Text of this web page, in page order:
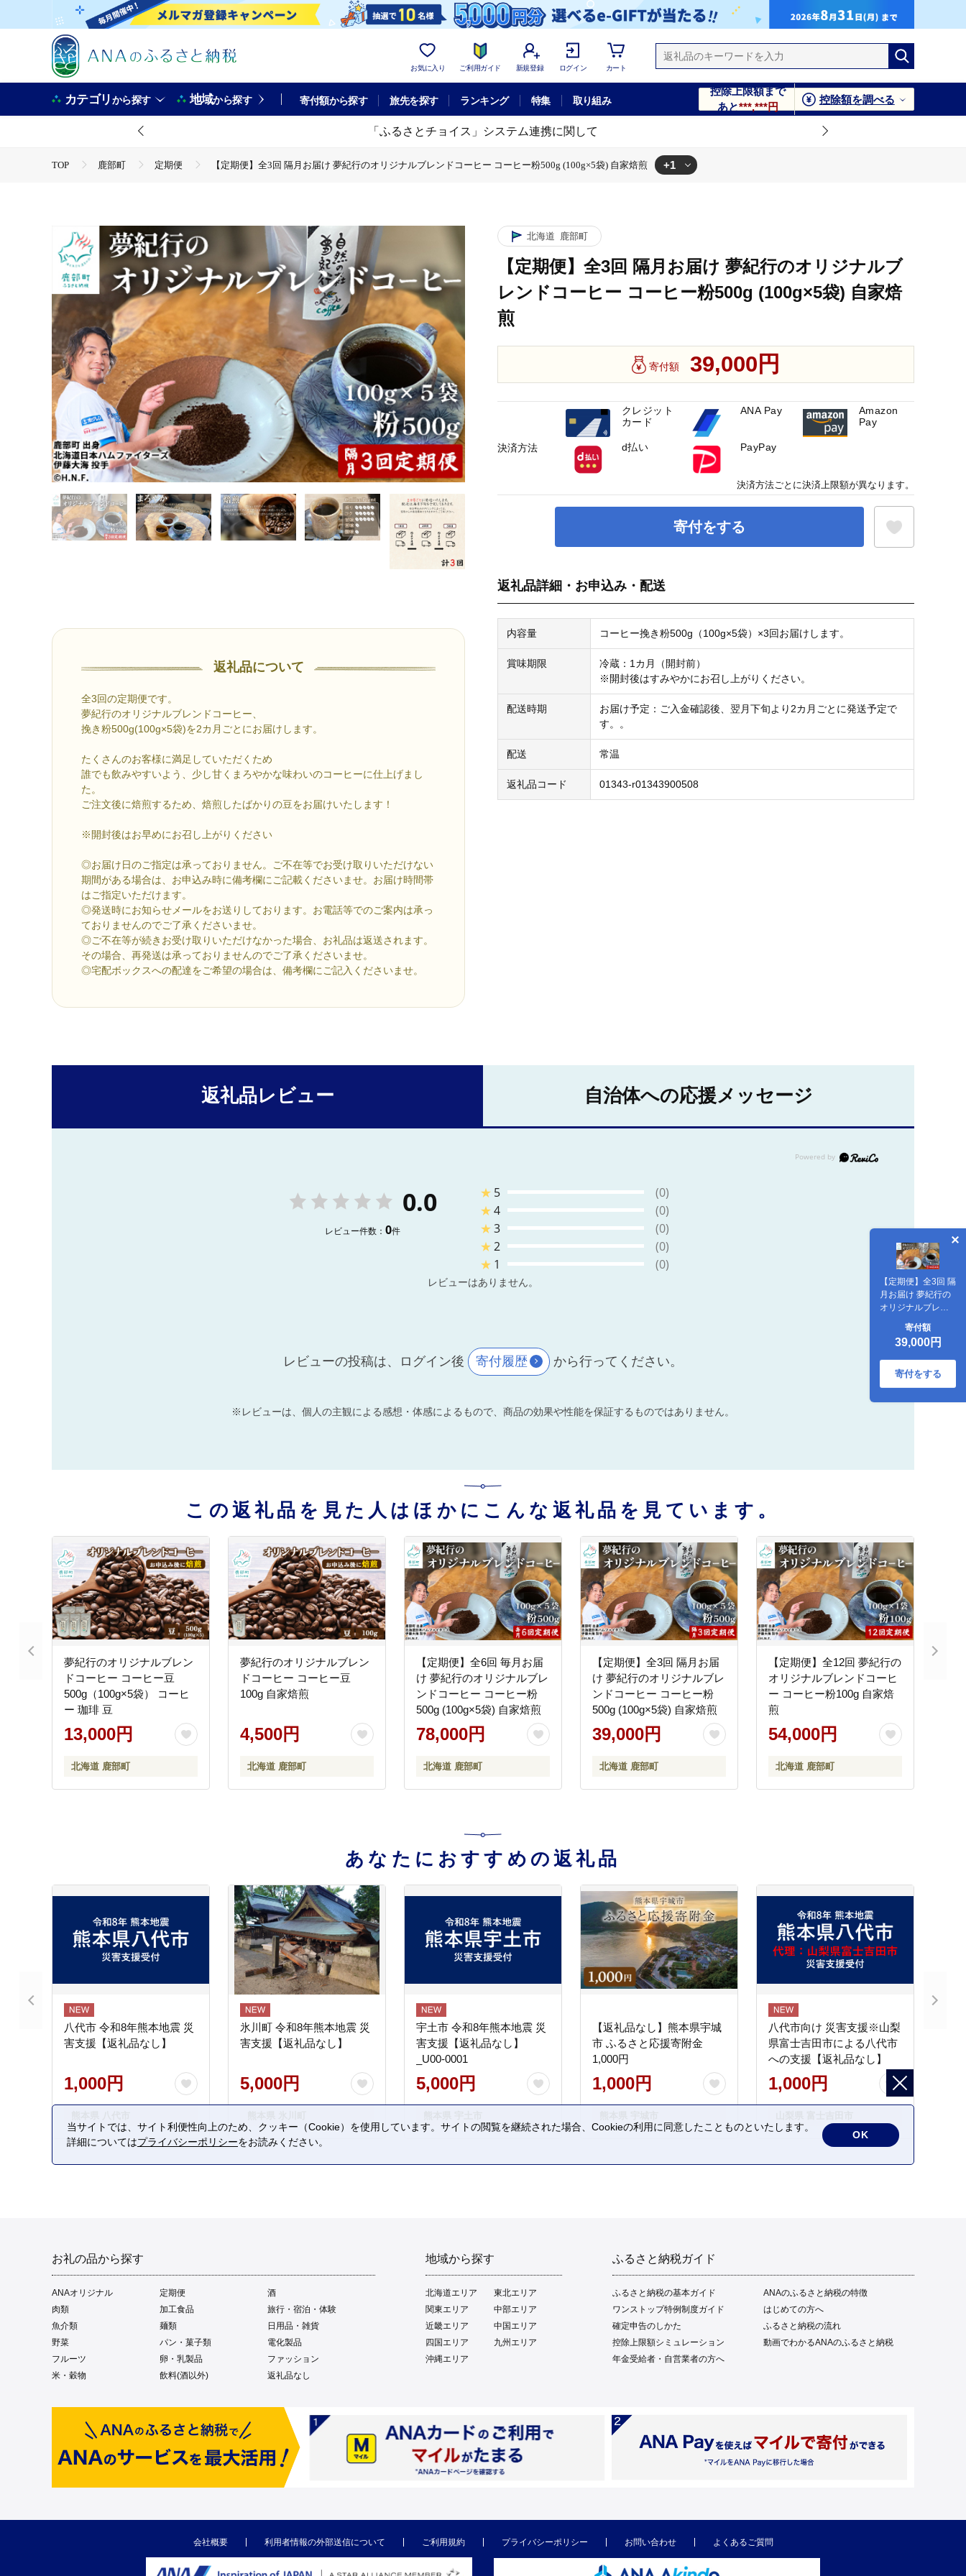
お気に入り ご利用ガイド 新規登録 ログイン カート
カテゴリから探す 地域から探す 寄付額から探す 旅先を探す ランキング 特集 取り組み
控除上限額まで
あと***,***円
控除額を調べる
「ふるさとチョイス」システム連携に関して
TOP 鹿部町 定期便 【定期便】全3回 隔月お届け 夢紀行のオリジナルブレンドコーヒー コーヒー粉500g (100g×5袋) 自家焙煎 +1
返礼品について
全3回の定期便です。
夢紀行のオリジナルブレンドコーヒー、
挽き粉500g(100g×5袋)を2カ月ごとにお届けします。
たくさんのお客様に満足していただくため
誰でも飲みやすいよう、少し甘くまろやかな味わいのコーヒーに仕上げまし
た。
ご注文後に焙煎するため、焙煎したばかりの豆をお届けいたします！
※開封後はお早めにお召し上がりください
◎お届け日のご指定は承っておりません。ご不在等でお受け取りいただけない
期間がある場合は、お申込み時に備考欄にご記載くださいませ。お届け時間帯
はご指定いただけます。
◎発送時にお知らせメールをお送りしております。お電話等でのご案内は承っ
ておりませんのでご了承くださいませ。
◎ご不在等が続きお受け取りいただけなかった場合、お礼品は返送されます。
その場合、再発送は承っておりませんのでご了承くださいませ。
◎宅配ボックスへの配達をご希望の場合は、備考欄にご記入くださいませ。
北海道 鹿部町
【定期便】全3回 隔月お届け 夢紀行のオリジナルブ
レンドコーヒー コーヒー粉500g (100g×5袋) 自家焙
煎
寄付額 39,000円
寄付をする
【定期便】全3回 隔
月お届け 夢紀行の
オリジナルブレン
ドコーヒー コーヒ
ー粉500g (100g×5
袋) 自家焙煎
寄付額
39,000円
寄付をする
返礼品詳細・お申込み・配送
内容量 コーヒー挽き粉500g（100g×5袋）×3回お届けします。
賞味期限
冷蔵：1カ月（開封前）
※開封後はすみやかにお召し上がりください。
配送時期
お届け予定：ご入金確認後、翌月下旬より2カ月ごとに発送予定で
す。。
配送 常温
返礼品コード 01343-r01343900508
決済方法
クレジット
カード
ANA Pay
Amazon
Pay
d払い PayPay
決済方法ごとに決済上限額が異なります。
返礼品レビュー 自治体への応援メッセージ
0.0
レビュー件数： 0件
★ 5
(0)
★4
(0)
★3
(0)
★2
(0)
★ 1 (0)
レビューはありません。
レビューの投稿は、ログイン後 寄付履歴 から行ってください。
※レビューは、個人の主観による感想・体感によるもので、商品の効果や性能を保証するものではありません。
この返礼品を見た人はほかにこんな返礼品を見ています。
夢紀行のオリジナルブレン
ドコーヒー コーヒー豆
500g（100g×5袋） コーヒ
ー 珈琲 豆
13,000円
北海道 鹿部町
夢紀行のオリジナルブレン
ドコーヒー コーヒー豆
100g 自家焙煎
4,500円
北海道 鹿部町
【定期便】全6回 毎月お届
け 夢紀行のオリジナルブレ
ンドコーヒー コーヒー粉
500g (100g×5袋) 自家焙煎
78,000円
北海道 鹿部町
【定期便】全3回 隔月お届
け 夢紀行のオリジナルブレ
ンドコーヒー コーヒー粉
500g (100g×5袋) 自家焙煎
39,000円
北海道 鹿部町
【定期便】全12回 夢紀行の
オリジナルブレンドコーヒ
ー コーヒー粉100g 自家焙
煎
54,000円
北海道 鹿部町
あなたにおすすめの返礼品
八代市 令和8年熊本地震 災
害支援【返礼品なし】
1,000円
氷川町 令和8年熊本地震 災
害支援【返礼品なし】
5,000円
宇土市 令和8年熊本地震 災
害支援【返礼品なし】
_U00-0001
5,000円
【返礼品なし】熊本県宇城
市 ふるさと応援寄附金
1,000円
1,000円
八代市向け 災害支援※山梨
県富士吉田市による八代市
への支援【返礼品なし】
1,000円
お礼の品から探す
ANAオリジナル 定期便
酒
肉類
加工食品
旅行・宿泊・体験
魚介類
麺類
日用品・雑貨
野菜
パン・菓子類
電化製品
フルーツ
卵・乳製品
ファッション
米・穀物
飲料(酒以外) 返礼品なし
地域から探す
北海道エリア
東北エリア
関東エリア
中部エリア
近畿エリア
中国エリア
四国エリア
九州エリア
沖縄エリア
ふるさと納税ガイド
ふるさと納税の基本ガイド
ANAのふるさと納税の特徴
ワンストップ特例制度ガイド
はじめての方へ
確定申告のしかた
ふるさと納税の流れ
控除上限額シミュレーション
動画でわかるANAのふるさと納税
年金受給者・自営業者の方へ
会社概要 利用者情報の外部送信について ご利用規約 プライバシーポリシー お問い合わせ よくあるご質問
当サイトでは、サイト利便性向上のため、クッキー（Cookie）を使用しています。サイトの閲覧を継続された場合、Cookieの利用に同意したことものといたします。
詳細についてはプライバシーポリシーをお読みください。
OK